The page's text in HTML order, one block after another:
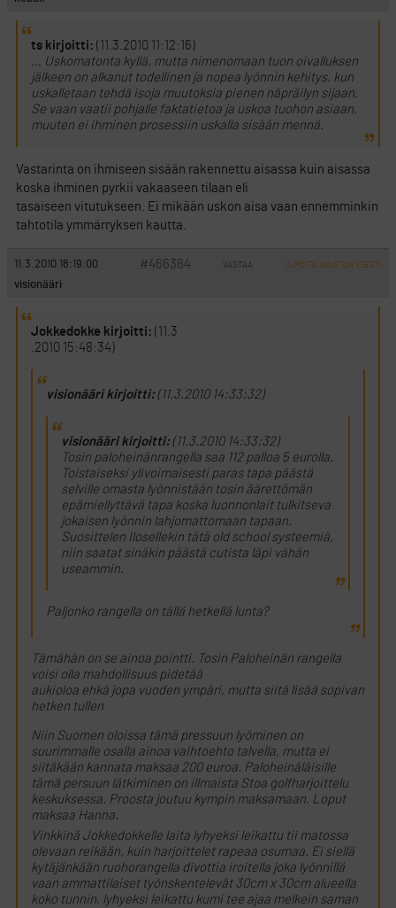
ts kirjoitti: (11.3.2010 11:12:16)
… Uskomatonta kyllä, mutta nimenomaan tuon oivalluksen
jälkeen on alkanut todellinen ja nopea lyönnin kehitys, kun
uskalletaan tehdä isoja muutoksia pienen näpräilyn sijaan.
Se vaan vaatii pohjalle faktatietoa ja uskoa tuohon asiaan,
muuten ei ihminen prosessiin uskalla sisään mennä.
Vastarinta on ihmiseen sisään rakennettu aisassa kuin aisassa
koska ihminen pyrkii vakaaseen tilaan eli
tasaiseen vitutukseen. Ei mikään uskon aisa vaan ennemminkin
tahtotila ymmärryksen kautta.
11.3.2010 18:19:00 #466364 VASTAA ILMOITA ASIATON VIESTI
visionääri
Jokkedokke kirjoitti: (11.3
.2010 15:48:34)
visionääri kirjoitti:(11.3.2010 14:33:32)
visionääri kirjoitti:(11.3.2010 14:33:32)
Tosin paloheinänrangella saa 112 palloa 5 eurolla.
Toistaiseksi ylivoimaisesti paras tapa päästä
selville omasta lyönnistään tosin äärettömän
epämiellyttävä tapa koska luonnonlait tulkitseva
jokaisen lyönnin lahjomattomaan tapaan.
Suosittelen Ilosellekin tätä old school systeemiä,
niin saatat sinäkin päästä cutista läpi vähän
useammin.
Paljonko rangella on tällä hetkellä lunta?
Tämähän on se ainoa pointti. Tosin Paloheinän rangella
voisi olla mahdollisuus pidetää
aukioloa ehkä jopa vuoden ympäri, mutta siitä lisää sopivan
hetken tullen
Niin Suomen oloissa tämä pressuun lyöminen on
suurimmalle osalla ainoa vaihtoehto talvella, mutta ei
siitäkään kannata maksaa 200 euroa. Paloheinäläisille
tämä persuun lätkiminen on illmaista Stoa golfharjoittelu
keskuksessa. Proosta joutuu kympin maksamaan. Loput
maksaa Hanna.
Vinkkinä Jokkedokkelle laita lyhyeksi leikattu tii matossa
olevaan reikään, kuin harjoittelet rapeaa osumaa. Ei siellä
kytäjänkään ruohorangella divottia iroitella joka lyönnillä
vaan ammattilaiset työnskentelevät 30cm x 30cm alueella
koko tunnin, lyhyeksi leikattu kumi tee ajaa melkein saman